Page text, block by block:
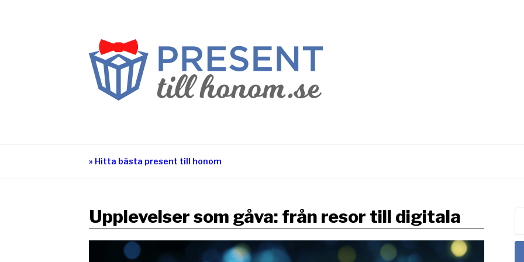
» Hitta bästa present till honom
Upplevelser som gåva: från resor till digitala